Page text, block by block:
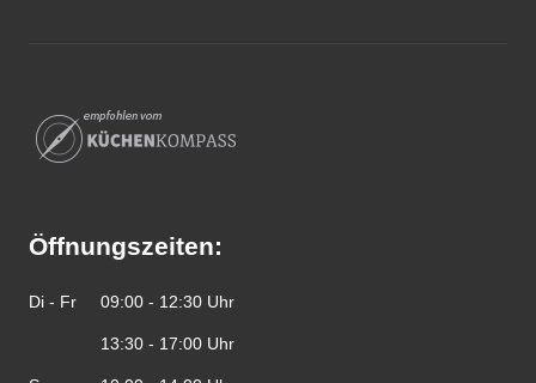
Öffnungszeiten:
Di - Fr 09:00 - 12:30 Uhr
13:30 - 17:00 Uhr